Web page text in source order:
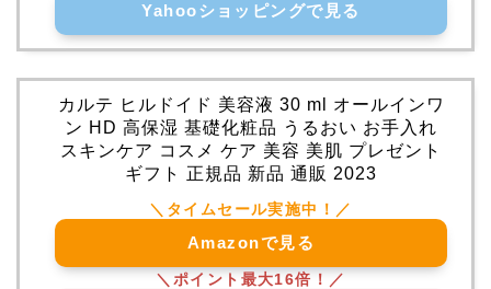
Yahooショッピングで見る
カルテ ヒルドイド 美容液 30 ml オールインワ
ン HD 高保湿 基礎化粧品 うるおい お手入れ
スキンケア コスメ ケア 美容 美肌 プレゼント
ギフト 正規品 新品 通販 2023
Amazonで見る